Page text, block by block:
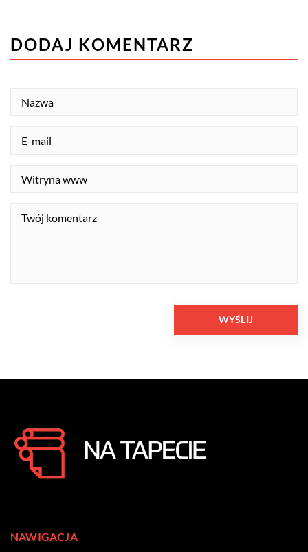
DODAJ KOMENTARZ
NAWIGACJA